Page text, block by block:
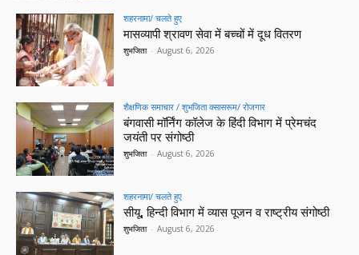
शहरनामा/ चलते हुए
मासव्यापी श्रावण सेवा में बच्चों में दूध वितरण
शुभजिता - August 6, 2026
शैक्षणिक समाचार / शुभजिता क्सासरूम/ रोजगार
बंगवासी मॉर्निंग कॉलेज के हिंदी विभाग में प्रेमचंद
जयंती पर संगोष्ठी
शुभजिता - August 6, 2026
शहरनामा/ चलते हुए
सीयू, हिन्दी विभाग में व्यास पूजन व राष्ट्रीय संगोष्ठी
शुभजिता - August 6, 2026